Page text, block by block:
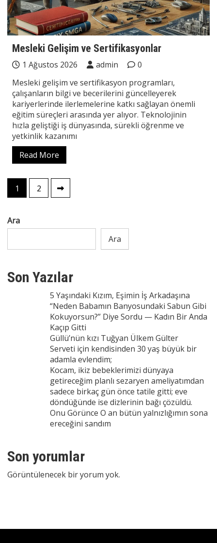
Mesleki Gelişim ve Sertifikasyonlar
1 Ağustos 2026 admin
0
Mesleki gelişim ve sertifikasyon programları,
çalışanların bilgi ve becerilerini güncelleyerek
kariyerlerinde ilerlemelerine katkı sağlayan önemli
eğitim süreçleri arasında yer alıyor. Teknolojinin
hızla geliştiği iş dünyasında, sürekli öğrenme ve
yetkinlik kazanımı
Read More
Yazı
sayfalaması
1 2
Ara
Ara
Son Yazılar
5 Yaşındaki Kızım, Eşimin İş Arkadaşına
“Neden Babamın Banyosundaki Sabun Gibi
Kokuyorsun?” Diye Sordu — Kadın Bir Anda
Kaçıp Gitti
Güllü’nün kızı Tuğyan Ülkem Gülter
Serveti için kendisinden 30 yaş büyük bir
adamla evlendim;
Kocam, ikiz bebeklerimizi dünyaya
getireceğim planlı sezaryen ameliyatımdan
sadece birkaç gün önce tatile gitti; eve
döndüğünde ise dizlerinin bağı çözüldü.
Onu Görünce O an bütün yalnızlığımın sona
ereceğini sandım
Son yorumlar
Görüntülenecek bir yorum yok.